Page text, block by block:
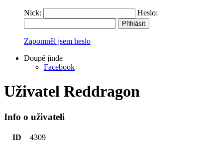
Nick: Heslo:
Zapomněl jsem heslo
Doupě jinde
Facebook
Uživatel Reddragon
Info o uživateli
ID
4309